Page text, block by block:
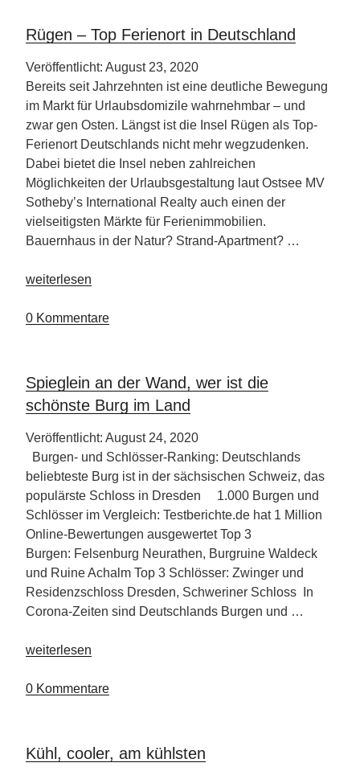
Covid-
19“
Rügen – Top Ferienort in Deutschland
Veröffentlicht: August 23, 2020
Bereits seit Jahrzehnten ist eine deutliche Bewegung
im Markt für Urlaubsdomizile wahrnehmbar – und
zwar gen Osten. Längst ist die Insel Rügen als Top-
Ferienort Deutschlands nicht mehr wegzudenken.
Dabei bietet die Insel neben zahlreichen
Möglichkeiten der Urlaubsgestaltung laut Ostsee MV
Sotheby’s International Realty auch einen der
vielseitigsten Märkte für Ferienimmobilien.
Bauernhaus in der Natur? Strand-Apartment? …
„Rügen
Top
Deutschland“
weiterlesen
0 Kommentare
Spieglein an der Wand, wer ist die
schönste Burg im Land
Veröffentlicht: August 24, 2020
Burgen- und Schlösser-Ranking: Deutschlands
beliebteste Burg ist in der sächsischen Schweiz, das
populärste Schloss in Dresden 1.000 Burgen und
Schlösser im Vergleich: Testberichte.de hat 1 Million
Online-Bewertungen ausgewertet Top 3
Burgen: Felsenburg Neurathen, Burgruine Waldeck
und Ruine Achalm Top 3 Schlösser: Zwinger und
Residenzschloss Dresden, Schweriner Schloss In
Corona-Zeiten sind Deutschlands Burgen und …
„Spieglein
der
ist
die
weiterlesen
0 Kommentare
Kühl, cooler, am kühlsten